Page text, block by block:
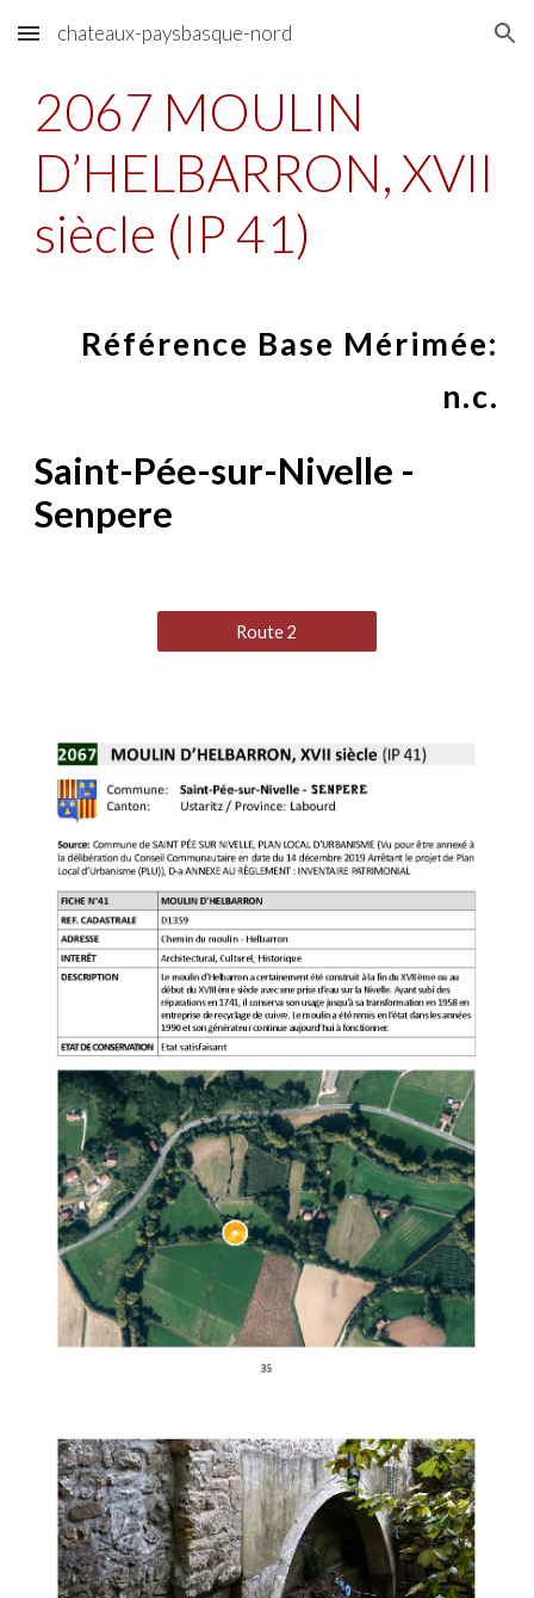
Skip to main content Skip to navigation
chateaux-paysbasque-nord
2067 MOULIN
D’HELBARRON, XVII
siècle (IP 41)
Référence Base Mérimée:
n.c.
Saint-Pée-sur-Nivelle -
Senpere
Route 2